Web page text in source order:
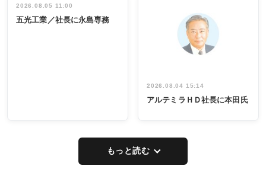
インタビュ
ー／社内ア
祝う 業界関
係者ら220人
出席
2026.08.05 11:00
五光工業／社長に永島専務
2026.08.04 15:14
アルテミラＨＤ社長に本田氏
もっと読む